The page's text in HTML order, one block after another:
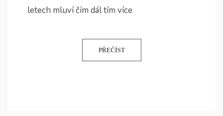
letech mluví čím dál tím více
PŘEČÍST